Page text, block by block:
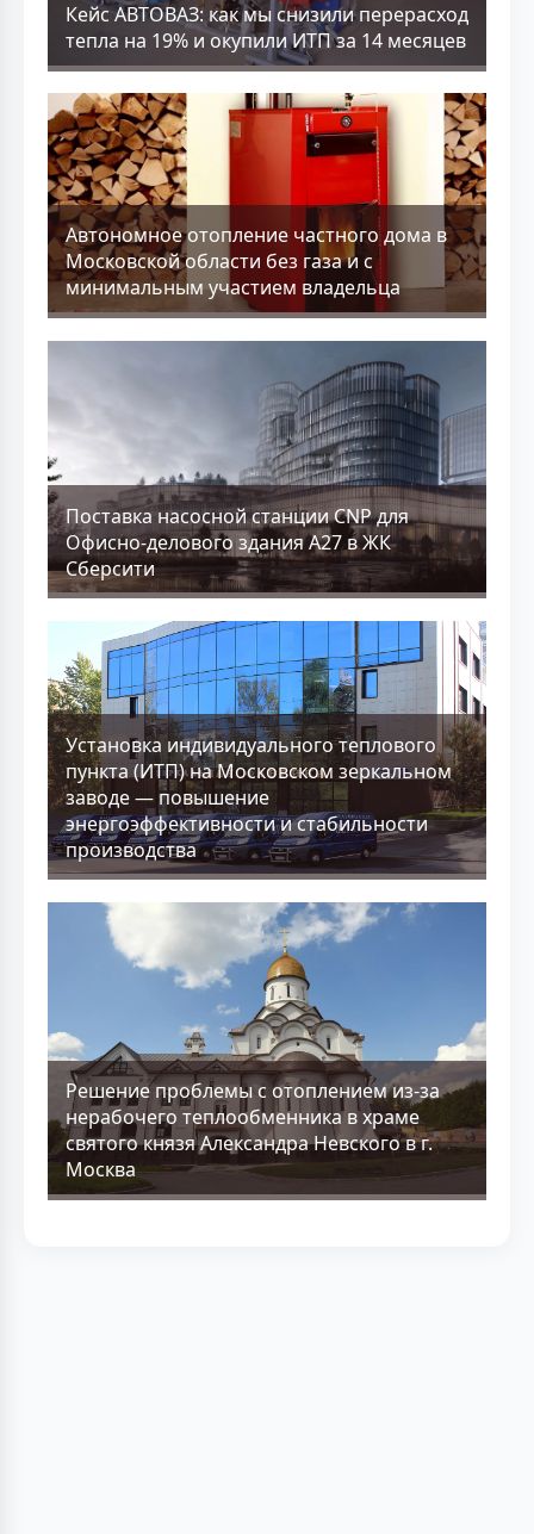
Кейс АВТОВАЗ: как мы снизили перерасход
тепла на 19% и окупили ИТП за 14 месяцев
Aвтономное отопление частного дома в
Московской области без газа и с
минимальным участием владельца
Поставка насосной станции CNP для
Офисно-делового здания А27 в ЖК
Сберсити
Установка индивидуального теплового
пункта (ИТП) на Московском зеркальном
заводе — повышение
энергоэффективности и стабильности
производства
Решение проблемы с отоплением из-за
нерабочего теплообменника в храме
святого князя Александра Невского в г.
Москва